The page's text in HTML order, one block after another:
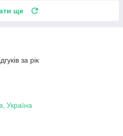
ще
за рік
Україна